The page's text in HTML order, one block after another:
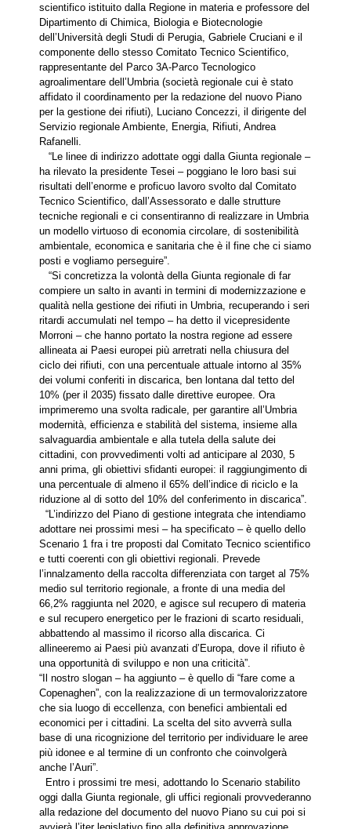
scientifico istituito dalla Regione in materia e professore del
Dipartimento di Chimica, Biologia e Biotecnologie
dell’Università degli Studi di Perugia, Gabriele Cruciani e il
componente dello stesso Comitato Tecnico Scientifico,
rappresentante del Parco 3A-Parco Tecnologico
agroalimentare dell’Umbria (società regionale cui è stato
affidato il coordinamento per la redazione del nuovo Piano
per la gestione dei rifiuti), Luciano Concezzi, il dirigente del
Servizio regionale Ambiente, Energia, Rifiuti, Andrea
Rafanelli.
“Le linee di indirizzo adottate oggi dalla Giunta regionale –
ha rilevato la presidente Tesei – poggiano le loro basi sui
risultati dell’enorme e proficuo lavoro svolto dal Comitato
Tecnico Scientifico, dall’Assessorato e dalle strutture
tecniche regionali e ci consentiranno di realizzare in Umbria
un modello virtuoso di economia circolare, di sostenibilità
ambientale, economica e sanitaria che è il fine che ci siamo
posti e vogliamo perseguire”.
“Si concretizza la volontà della Giunta regionale di far
compiere un salto in avanti in termini di modernizzazione e
qualità nella gestione dei rifiuti in Umbria, recuperando i seri
ritardi accumulati nel tempo – ha detto il vicepresidente
Morroni – che hanno portato la nostra regione ad essere
allineata ai Paesi europei più arretrati nella chiusura del
ciclo dei rifiuti, con una percentuale attuale intorno al 35%
dei volumi conferiti in discarica, ben lontana dal tetto del
10% (per il 2035) fissato dalle direttive europee. Ora
imprimeremo una svolta radicale, per garantire all’Umbria
modernità, efficienza e stabilità del sistema, insieme alla
salvaguardia ambientale e alla tutela della salute dei
cittadini, con provvedimenti volti ad anticipare al 2030, 5
anni prima, gli obiettivi sfidanti europei: il raggiungimento di
una percentuale di almeno il 65% dell’indice di riciclo e la
riduzione al di sotto del 10% del conferimento in discarica”.
“L’indirizzo del Piano di gestione integrata che intendiamo
adottare nei prossimi mesi – ha specificato – è quello dello
Scenario 1 fra i tre proposti dal Comitato Tecnico scientifico
e tutti coerenti con gli obiettivi regionali. Prevede
l’innalzamento della raccolta differenziata con target al 75%
medio sul territorio regionale, a fronte di una media del
66,2% raggiunta nel 2020, e agisce sul recupero di materia
e sul recupero energetico per le frazioni di scarto residuali,
abbattendo al massimo il ricorso alla discarica. Ci
allineeremo ai Paesi più avanzati d’Europa, dove il rifiuto è
una opportunità di sviluppo e non una criticità”.
“Il nostro slogan – ha aggiunto – è quello di “fare come a
Copenaghen”, con la realizzazione di un termovalorizzatore
che sia luogo di eccellenza, con benefici ambientali ed
economici per i cittadini. La scelta del sito avverrà sulla
base di una ricognizione del territorio per individuare le aree
più idonee e al termine di un confronto che coinvolgerà
anche l’Auri”.
Entro i prossimi tre mesi, adottando lo Scenario stabilito
oggi dalla Giunta regionale, gli uffici regionali provvederanno
alla redazione del documento del nuovo Piano su cui poi si
avvierà l’iter legislativo fino alla definitiva approvazione.